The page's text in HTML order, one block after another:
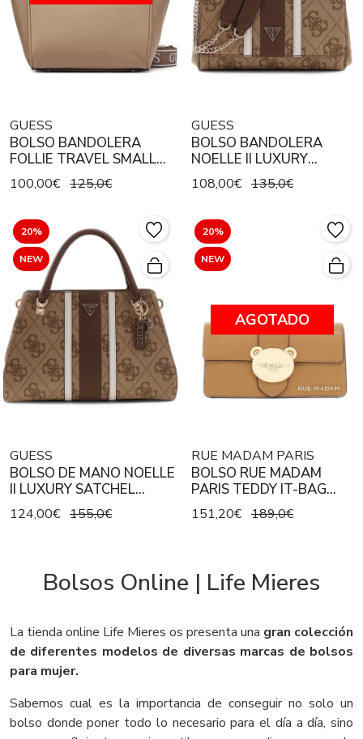
GUESS
BOLSO BANDOLERA
FOLLIE TRAVEL SMALL
TOTE TAUPE
100,00€ 125,0€
GUESS
BOLSO BANDOLERA
NOELLE II LUXURY
SATCHEL LATTE LOGO /
BROWN
108,00€ 135,0€
20%
NEW
GUESS
BOLSO DE MANO NOELLE
II LUXURY SATCHEL
LATTE LOGO / BROWN
124,00€ 155,0€
20%
NEW
AGOTADO
RUE MADAM PARIS
BOLSO RUE MADAM
PARIS TEDDY IT-BAG
SOFT COGNAC
151,20€ 189,0€
Bolsos Online | Life Mieres
La tienda online Life Mieres os presenta una gran colección
de diferentes modelos de diversas marcas de bolsos
para mujer.
Sabemos cual es la importancia de conseguir no solo un
bolso donde poner todo lo necesario para el día a día, sino